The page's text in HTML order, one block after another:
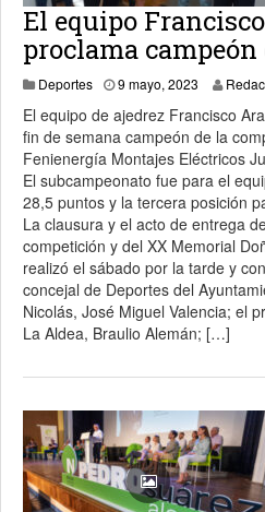
El equipo
proclama campeón
Deportes 9 mayo, 2023 23 mayo,
El equipo de ajedrez Francisco
fin de semana campeón de la
Fenienergía Montajes Eléctricos
El subcampeonato fue para el
28,5 puntos y la tercera posición
La clausura y el acto de entrega
competición y del XX Memorial
realizó el sábado por la tarde y
concejal de Deportes del
Nicolás, José Miguel Valencia; el
La Aldea, Braulio Alemán; […]